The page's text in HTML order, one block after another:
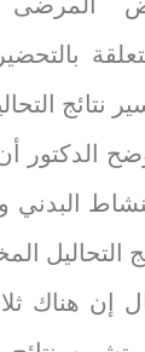
نتائج
الدكتور
التحاليل
إن هناك